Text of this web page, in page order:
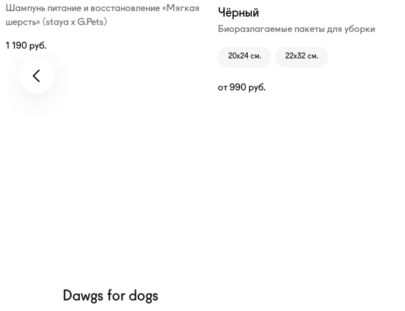
Шампунь питание и восстановление «Мягкая
шерсть» (staya х G.Pets)
1 190 руб.
Чёрный
Биоразлагаемые пакеты для уборки
20х24 см. 22х32 см.
от 990 руб.
Dawgs for dogs